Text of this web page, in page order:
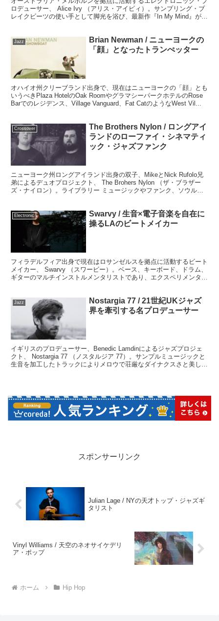
ロデューサー、 Alice Ivy （アリス・アイビィ）。サンプリング・ブ
レイクビーツの使い手として脚光を浴び、最新作『In My Mind』が
Jazz
Brian Newman / ニューヨークの
「顔」となったトランぺッター
オハイオ州クリーブランド出身で、現在はニューヨークの「顔」とも
いうべきPlaza HotelのOak RoomやグラマシーパークホテルのRose
Barでのレジデンス、Village Vanguard、Fat CatのようなWest Vil...
Crossover
The Brothers Nylon / ロングアイ
ランドのローファイ・シネマティ
ック・ジャズファンク
ニューヨーク州ロングアイランド出身の双子、MikeとNick Rufolo兄
弟によるデュオプロジェクト、 The Brohers Nylon （ザ・ブラザー
ズ・ナイロン）。ライブラリー ミュージックやファンク、ソウルか
Electronic
Swarvy / 生音×電子音楽を自在に
操るLAのビートメイカー
フィラデルフィア出身で現在はロサンゼルスを拠点に活動するビート
メイカー、 Swarvy （スワービー）。ベース、キーボード、ドラム、
ギターのマルチインストルメンタリストであり、エクスペリメンタル
Jazz
Nostargia 77 / 21世紀UKジャズ
界を牽引する名プロデューサー
イギリスのプロデューサー、Benedic Lamdinによるジャズプロジェ
クト、 Nostargia 77 （ノスタルジア 77）。サンプルミュージックと
生音を加工したトラックによりメロウで荘厳なダイナクスさと美しさ
スポンサーリンク
Julian Lage / NYの天才トップ・ジャズギ
タリスト
Vinyl Williams / 天空のネオサイケデリ
ア・ポップ
ホーム Hip Hop